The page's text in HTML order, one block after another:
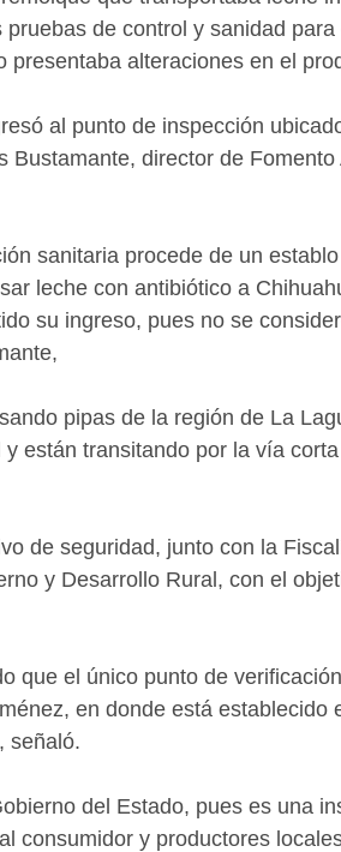
de control y sanidad para
alteraciones en el
al punto de inspección
director de
sanitaria procede de un
leche con antibiótico a
su ingreso, pues no se
pipas de la región de La
están transitando por la vía
de seguridad, junto con la
y Desarrollo Rural, con el
que el único punto de
en donde está establecido
señaló.
del Estado, pues es una
consumidor y productores